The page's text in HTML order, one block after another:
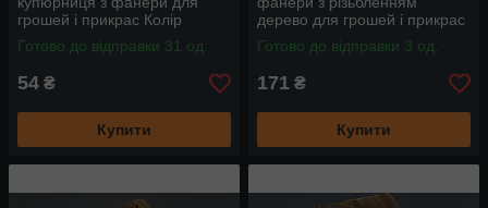
грошей і прикрас Колір
Яблуня 5.5х8х4см
Готово до відправки 31 од.
54 ₴
Купити
дерево для грошей і прикрас
19х11.5х3.5см
Готово до відправки 3 од.
171 ₴
Купити